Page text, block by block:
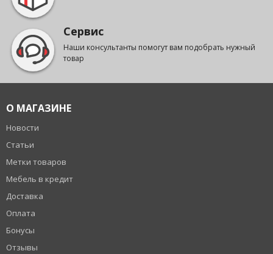
Сервис
Наши консультанты помогут вам подобрать нужный
товар
О МАГАЗИНЕ
Новости
Статьи
Метки товаров
Мебель в кредит
Доставка
Оплата
Бонусы
Отзывы